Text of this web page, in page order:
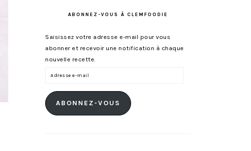
ABONNEZ-VOUS À CLEMFOODIE
Saisissez votre adresse e-mail pour vous
abonner et recevoir une notification à chaque
nouvelle recette.
Adresse
mail
ABONNEZ-VOUS